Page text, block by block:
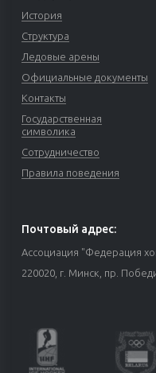
История
Структура
Ледовые арены
Официальные документы
Контакты
Государственная
символика
Сотрудничество
Правила поведения
Почтовый адрес:
Ассоциация "Федерация
220020, г. Минск, пр.